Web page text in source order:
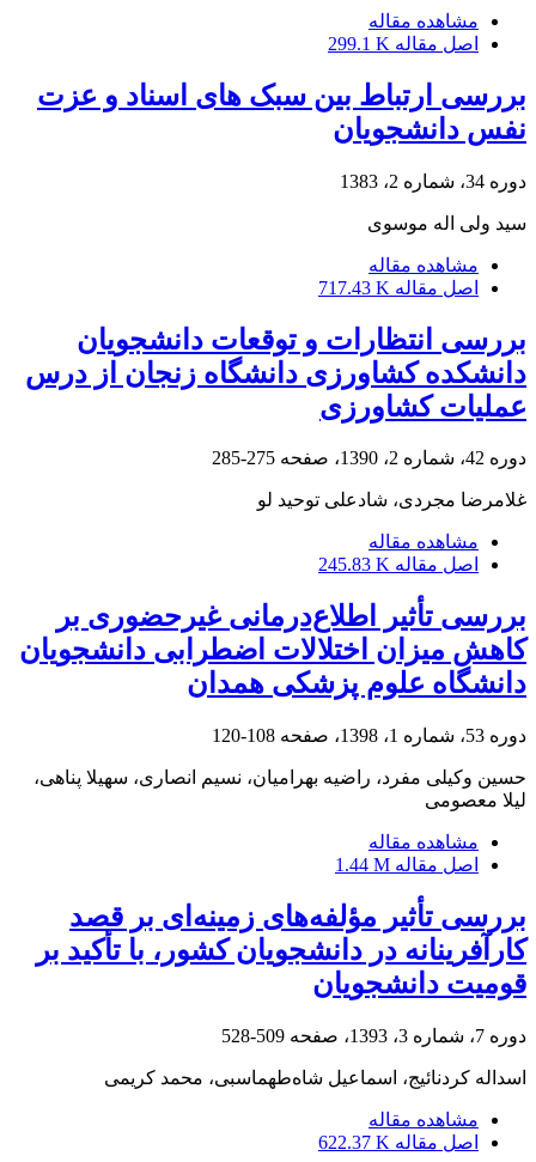
مشاهده مقاله
اصل مقاله 299.1 K
بررسی ارتباط بین سبک های اسناد و عزت
نفس دانشجویان
دوره 34، شماره 2، 1383
سید ولی اله موسوی
مشاهده مقاله
اصل مقاله 717.43 K
بررسی انتظارات و توقعات دانشجویان
دانشکده کشاورزی دانشگاه زنجان از درس
عملیات کشاورزی
دوره 42، شماره 2، 1390، صفحه 275-285
غلامرضا مجردی، شادعلی توحید لو
مشاهده مقاله
اصل مقاله 245.83 K
بررسی تأثیر اطلاع‌درمانی غیرحضوری بر
کاهش میزان اختلالات اضطرابی دانشجویان
دانشگاه علوم پزشکی همدان
دوره 53، شماره 1، 1398، صفحه 108-120
حسین وکیلی مفرد، راضیه بهرامیان، نسیم انصاری، سهیلا پناهی،
لیلا معصومی
مشاهده مقاله
اصل مقاله 1.44 M
بررسی تأثیر مؤلفه‌های زمینه‌ای بر قصد
کارآفرینانه در دانشجویان کشور، با تأکید بر
قومیت دانشجویان
دوره 7، شماره 3، 1393، صفحه 509-528
اسداله کردنائیج، اسماعیل شاه‌طهماسبی، محمد کریمی
مشاهده مقاله
اصل مقاله 622.37 K